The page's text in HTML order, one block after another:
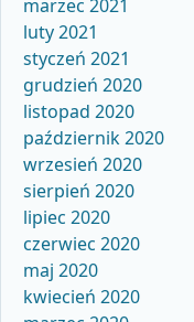
marzec 2021
luty 2021
styczeń 2021
grudzień 2020
listopad 2020
październik 2020
wrzesień 2020
sierpień 2020
lipiec 2020
czerwiec 2020
maj 2020
kwiecień 2020